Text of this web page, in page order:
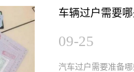
车辆过户需要
09-25
汽车过户需要准备